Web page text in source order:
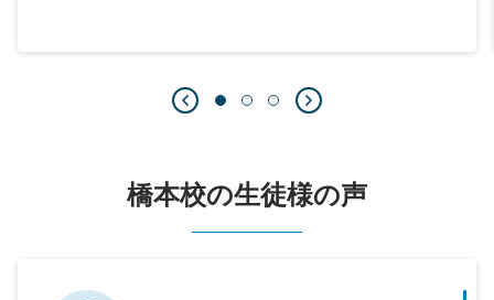
橋本校の生徒様の声